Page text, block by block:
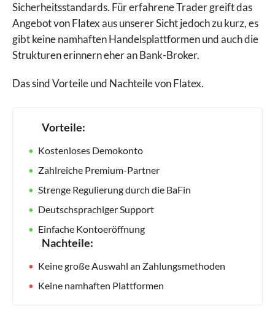
Sicherheitsstandards. Für erfahrene Trader greift das
Angebot von Flatex aus unserer Sicht jedoch zu kurz, es
gibt keine namhaften Handelsplattformen und auch die
Strukturen erinnern eher an Bank-Broker.
Das sind Vorteile und Nachteile von Flatex.
Vorteile:
Kostenloses Demokonto
Zahlreiche Premium-Partner
Strenge Regulierung durch die BaFin
Deutschsprachiger Support
Einfache Kontoeröffnung
Nachteile:
Keine große Auswahl an Zahlungsmethoden
Keine namhaften Plattformen